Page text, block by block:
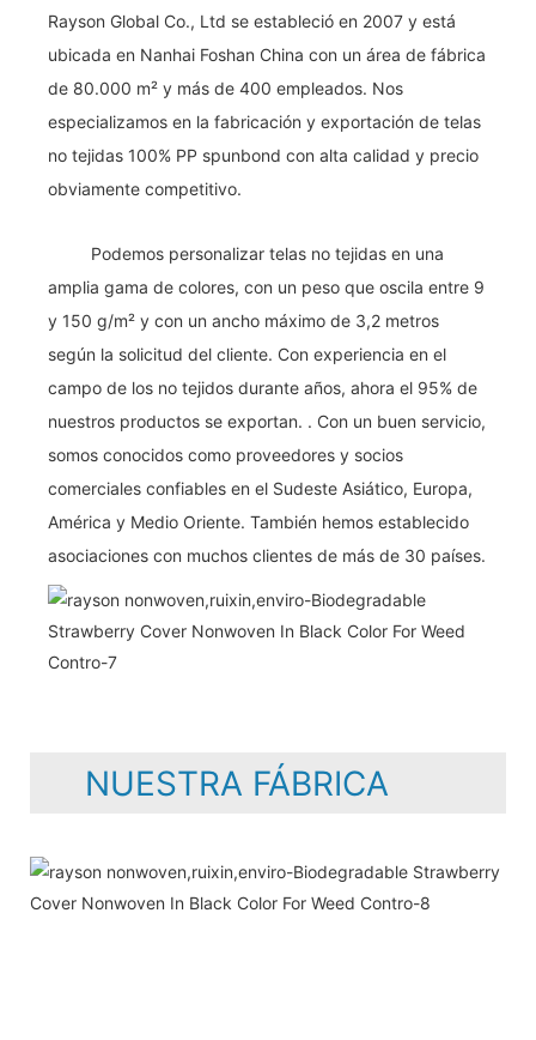
Rayson Global Co., Ltd se estableció en 2007 y está
ubicada en Nanhai Foshan China con un área de fábrica
de 80.000 m² y más de 400 empleados. Nos
especializamos en la fabricación y exportación de telas
no tejidas 100% PP spunbond con alta calidad y precio
obviamente competitivo.
Podemos personalizar telas no tejidas en una
amplia gama de colores, con un peso que oscila entre 9
y 150 g/m² y con un ancho máximo de 3,2 metros
según la solicitud del cliente. Con experiencia en el
campo de los no tejidos durante años, ahora el 95% de
nuestros productos se exportan. . Con un buen servicio,
somos conocidos como proveedores y socios
comerciales confiables en el Sudeste Asiático, Europa,
América y Medio Oriente. También hemos establecido
asociaciones con muchos clientes de más de 30 países.
NUESTRA FÁBRICA